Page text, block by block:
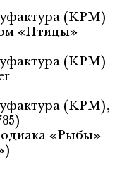
(KPM)
«Птицы»
(KPM)
(KPM),
«Рыбы»